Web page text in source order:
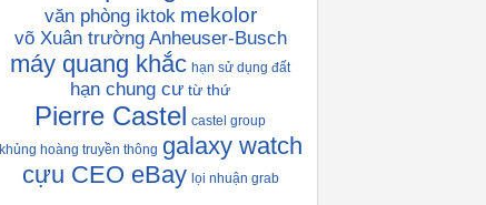
văn phòng iktok mekolor
võ Xuân trường Anheuser-Busch
máy quang khắc hạn sử dụng đất
hạn chung cư từ thứ
Pierre Castel castel group
khủng hoàng truyền thông galaxy watch
cựu CEO eBay lọi nhuận grab